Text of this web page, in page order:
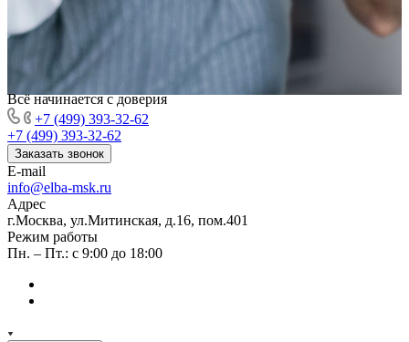
Всё начинается с доверия
+7 (499) 393-32-62
+7 (499) 393-32-62
Заказать звонок
E-mail
info@elba-msk.ru
Адрес
г.Москва, ул.Митинская, д.16, пом.401
Режим работы
Пн. – Пт.: с 9:00 до 18:00